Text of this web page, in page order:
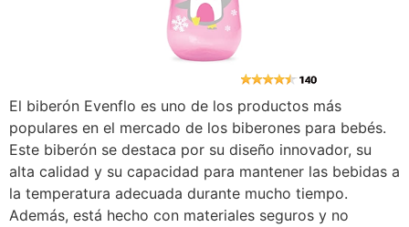
El biberón Evenflo es uno de los productos más
populares en el mercado de los biberones para bebés.
Este biberón se destaca por su diseño innovador, su
alta calidad y su capacidad para mantener las bebidas a
la temperatura adecuada durante mucho tiempo.
Además, está hecho con materiales seguros y no